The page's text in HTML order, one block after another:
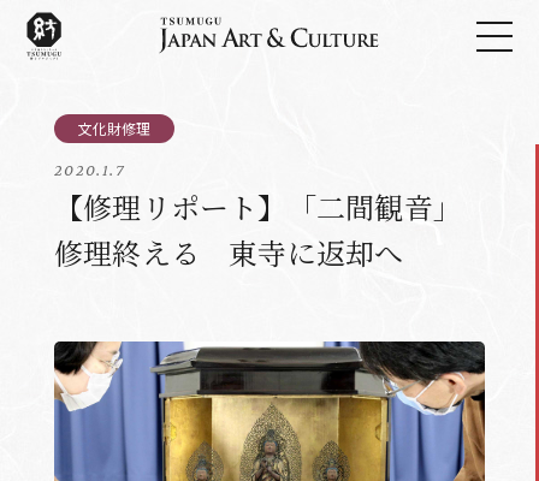
2020.1.7
【修理リポート】「二間観音」
修理終える 東寺に返却へ